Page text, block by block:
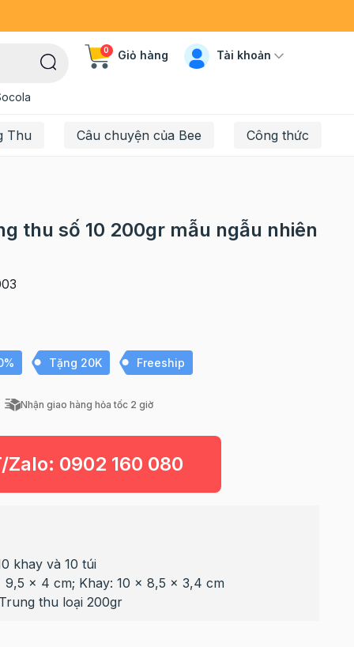
0 Giỏ hàng Tài khoản
Thu Câu chuyện của Bee Công thức
thu số 10 200gr mẫu ngẫu nhiên
Tặng 20K Freeship
Nhận giao hàng hỏa tốc 2 giờ
Zalo: 0902 160 080
khay và 10 túi
9,5 x 4 cm; Khay: 10 x 8,5 x 3,4 cm
thu loại 200gr